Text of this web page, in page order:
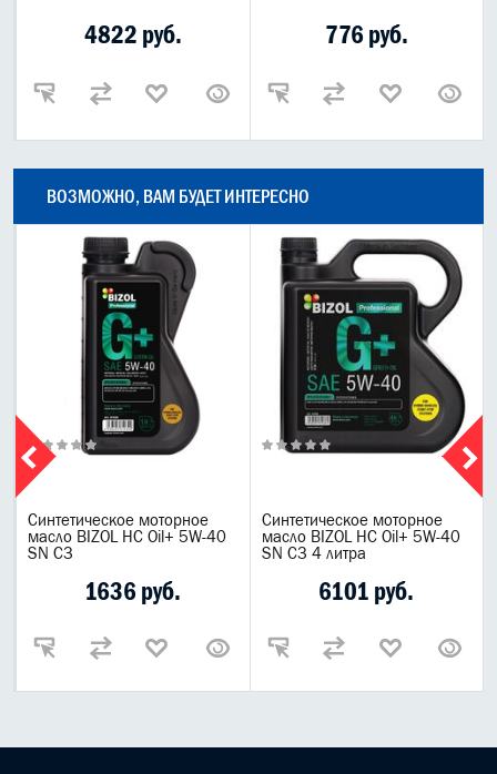
4822 руб. 776 руб.
ВОЗМОЖНО, ВАМ БУДЕТ ИНТЕРЕСНО
Синтетическое моторное
масло BIZOL НС Oil+ 5W-40
SN C3
1636 руб.
Синтетическое моторное
масло BIZOL НС Oil+ 5W-40
SN C3 4 литра
6101 руб.